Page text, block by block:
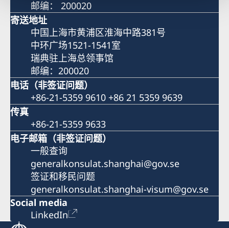
邮编： 200020
寄送地址
中国上海市黄浦区淮海中路381号
中环广场1521-1541室
瑞典驻上海总领事馆
邮编：200020
电话（非签证问题）
+86-21-5359 9610 +86 21 5359 9639
传真
+86-21-5359 9633
电子邮箱（非签证问题）
一般查询
generalkonsulat.shanghai@gov.se
签证和移民问题
generalkonsulat.shanghai-visum@gov.se
Social media
LinkedIn